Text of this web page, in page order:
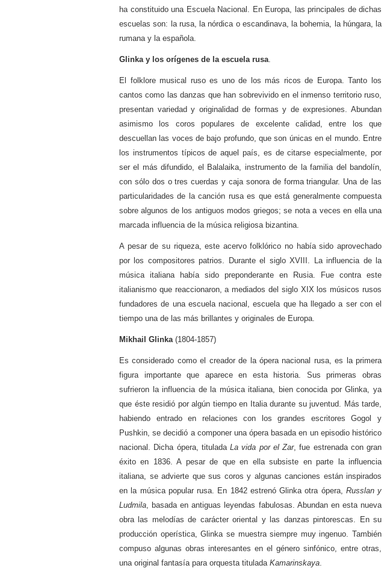
ha constituido una Escuela Nacional. En Europa, las principales de dichas
escuelas son: la rusa, la nórdica o escandinava, la bohemia, la húngara, la
rumana y la española.
Glinka y los orígenes de la escuela rusa.
El folklore musical ruso es uno de los más ricos de Europa. Tanto los
cantos como las danzas que han sobrevivido en el inmenso territorio ruso,
presentan variedad y originalidad de formas y de expresiones. Abundan
asimismo los coros populares de excelente calidad, entre los que
descuellan las voces de bajo profundo, que son únicas en el mundo. Entre
los instrumentos típicos de aquel país, es de citarse especialmente, por
ser el más difundido, el Balalaika, instrumento de la familia del bandolín,
con sólo dos o tres cuerdas y caja sonora de forma triangular. Una de las
particularidades de la canción rusa es que está generalmente compuesta
sobre algunos de los antiguos modos griegos; se nota a veces en ella una
marcada influencia de la música religiosa bizantina.
A pesar de su riqueza, este acervo folklórico no había sido aprovechado
por los compositores patrios. Durante el siglo XVIII. La influencia de la
música italiana había sido preponderante en Rusia. Fue contra este
italianismo que reaccionaron, a mediados del siglo XIX los músicos rusos
fundadores de una escuela nacional, escuela que ha llegado a ser con el
tiempo una de las más brillantes y originales de Europa.
Mikhail Glinka(1804-1857)
Es considerado como el creador de la ópera nacional rusa, es la primera
figura importante que aparece en esta historia. Sus primeras obras
sufrieron la influencia de la música italiana, bien conocida por Glinka, ya
que éste residió por algún tiempo en Italia durante su juventud. Más tarde,
habiendo entrado en relaciones con los grandes escritores Gogol y
Pushkin, se decidió a componer una ópera basada en un episodio histórico
nacional. Dicha ópera, titulada La vida por el Zar, fue estrenada con gran
éxito en 1836. A pesar de que en ella subsiste en parte la influencia
italiana, se advierte que sus coros y algunas canciones están inspirados
en la música popular rusa. En 1842 estrenó Glinka otra ópera, Russlan y
Ludmila, basada en antiguas leyendas fabulosas. Abundan en esta nueva
obra las melodías de carácter oriental y las danzas pintorescas. En su
producción operística, Glinka se muestra siempre muy ingenuo. También
compuso algunas obras interesantes en el género sinfónico, entre otras,
una original fantasía para orquesta titulada Kamarinskaya.